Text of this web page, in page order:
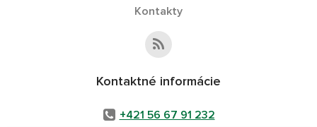
Kontakty
Kontaktné informácie
+421 56 67 91 232